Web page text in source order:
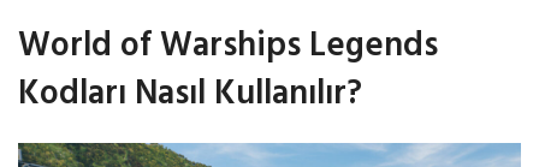
World of Warships Legends
Kodları Nasıl Kullanılır?